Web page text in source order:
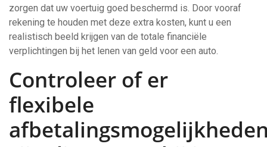
zorgen dat uw voertuig goed beschermd is. Door vooraf
rekening te houden met deze extra kosten, kunt u een
realistisch beeld krijgen van de totale financiële
verplichtingen bij het lenen van geld voor een auto.
Controleer of er
flexibele